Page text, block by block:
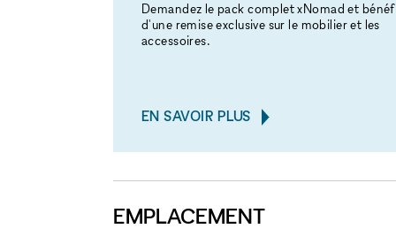
Demandez le pack complet xNomad et
d'une remise exclusive sur le mobilier et les
accessoires.
EN SAVOIR PLUS
EMPLACEMENT